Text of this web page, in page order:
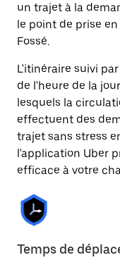
un trajet à la
le point de prise
Fossé.
L'itinéraire suivi
de l'heure de la
lesquels la
effectuent des
trajet sans stress
l'application Uber
efficace à votre
Temps de